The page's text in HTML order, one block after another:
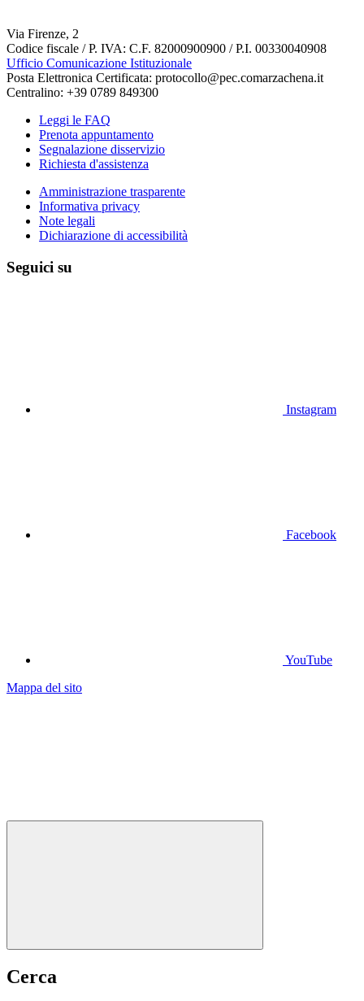
Via Firenze, 2
Codice fiscale / P. IVA: C.F. 82000900900 / P.I. 00330040908
Ufficio Comunicazione Istituzionale
Posta Elettronica Certificata: protocollo@pec.comarzachena.it
Centralino: +39 0789 849300
Leggi le FAQ
Prenota appuntamento
Segnalazione disservizio
Richiesta d'assistenza
Amministrazione trasparente
Informativa privacy
Note legali
Dichiarazione di accessibilità
Seguici su
Instagram
Facebook
YouTube
Mappa del sito
Cerca